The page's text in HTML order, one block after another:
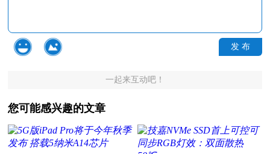
发 布
一起来互动吧！
您可能感兴趣的文章